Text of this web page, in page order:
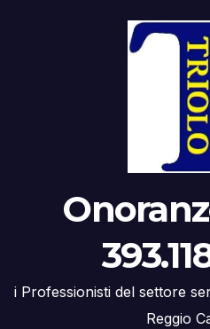
i Professionisti del settore
Reggio